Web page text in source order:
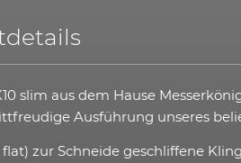
slim aus dem Hause
Ausführung unseres
zur Schneide geschliffene